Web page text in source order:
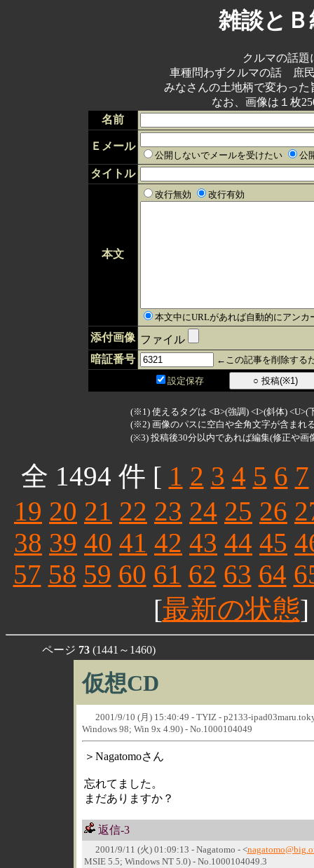
雑談と
クルマの話
車種問わずクルマの話 庶
みなさんの土地柄で変わっ
なお、画像は１枚
名前
Ｅメール
公開しないでメールを受けたい 公
タイトル
本文
改行無効 改行有効
本文中にURLがあれば自動的にアン
添付画像 ファイル
暗証番号
←この記事を削除する
設定保存
(※1) 使えるタグは <B>(強調) <I>(斜体) <U>(
(※2) 画像のパスに空白や全角文字が含まれ
(※3) 投稿後30分以内であれば編集(修正や画
全 1494 件 [ 1 2 3 4 5 6 7
19 20 21 22 23 24 25 26
38 39 40 41 42 43 44 45
57 58 59 60 61 62 63 64
[最新の状態
ページ 73(1441～1460)
仮想CD
2001/9/10 (月) 15:40:49 - TYIZ - p2133-
Windows 98; Win 9x 4.90) - No.1000104049
＞Nagatomoさん
忘れてました。
まだありますか？
返信-3
2001/9/11 (火) 01:09:13 - Nagatomo - <
MSIE 5.5; Windows NT 5.0) - No.1000104049.3